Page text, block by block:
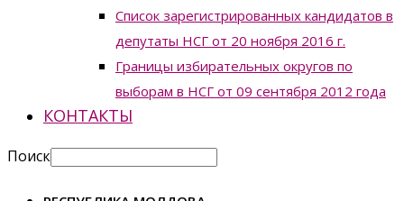
Список зарегистрированных кандидатов в
депутаты НСГ от 20 ноября 2016 г.
Границы избирательных округов по
выборам в НСГ от 09 сентября 2012 года
КОНТАКТЫ
Поиск